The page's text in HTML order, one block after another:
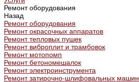
Ремонт оборудования
Назад
Ремонт оборудования
Ремонт окрасочных аппаратов
Ремонт тепловых пушек
Ремонт виброплит и трамбовок
Ремонт мотопомп
Ремонт бетономешалок
Ремонт электроинструмента
Ремонт затирочно-шлифовальных машин